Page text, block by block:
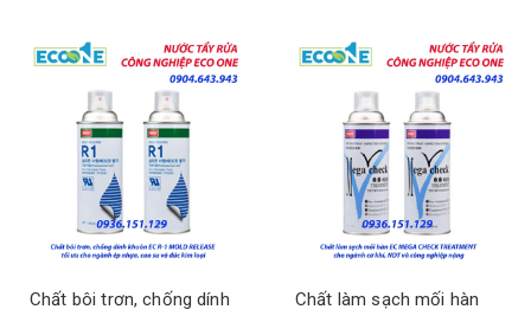
Chất bôi trơn, chống dính
Chất làm sạch mối hàn